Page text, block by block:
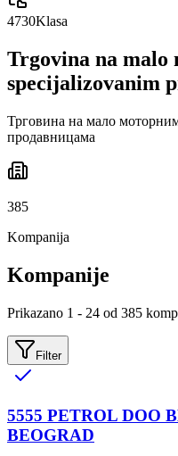
4730Klasa
Trgovina na
specijalizovanim
Трговина на мало
продавницама
385
Kompanija
Kompanije
Prikazano 1 - 24 od 385
Filter
5555 PETROL DOO
BEOGRAD